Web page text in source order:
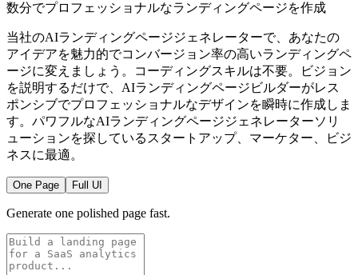
数分でプロフェッショナルなランディングページを作成
当社のAIランディングページジェネレーターで、あなたの
アイデアを魅力的でコンバージョン率の高いランディングペ
ージに変えましょう。コーディングスキルは不要。ビジョン
を説明するだけで、AIランディングページビルダーがレス
ポンシブでプロフェッショナルなデザインを瞬時に作成しま
す。パワフルなAIランディングページジェネレーターソリ
ューションを探しているスタートアップ、マーケター、ビジ
ネスに最適。
One Page Full UI
Generate one polished page fast.